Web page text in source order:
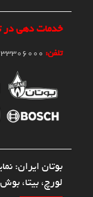
خدمات دهی در
تلفن:
بوتان ایران:
لورچ، بیتا،